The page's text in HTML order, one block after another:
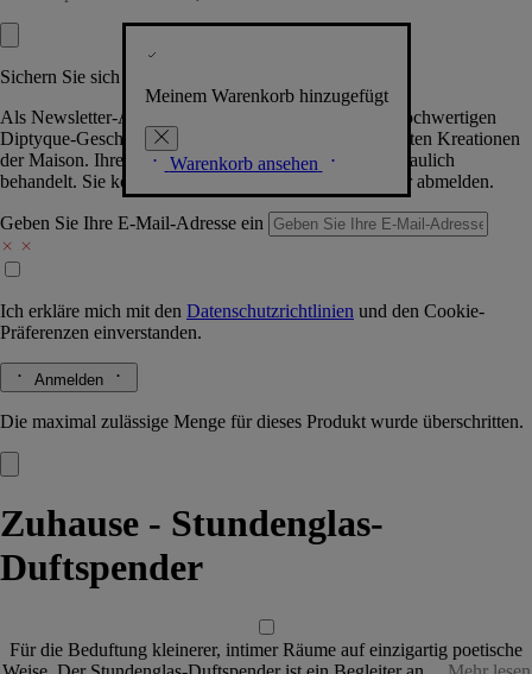
Meinem Warenkorb hinzugefügt
Warenkorb ansehen
Sichern Sie sich exklusive Vorteile
Als Newsletter-Abonnent.in erhalten Sie Zugang zu hochwertigen
Diptyque-Geschenken, Events & News über die neuesten Kreationen
der Maison. Ihre Daten werden selbstverständlich vertraulich
behandelt. Sie können sich jederzeit problemlos wieder abmelden.
Geben Sie Ihre E-Mail-Adresse ein
Ich erkläre mich mit den Datenschutzrichtlinien und den Cookie-
Präferenzen einverstanden.
Anmelden
Die maximal zulässige Menge für dieses Produkt wurde überschritten.
Zuhause - Stundenglas-
Duftspender
Für die Beduftung kleinerer, intimer Räume auf einzigartig poetische